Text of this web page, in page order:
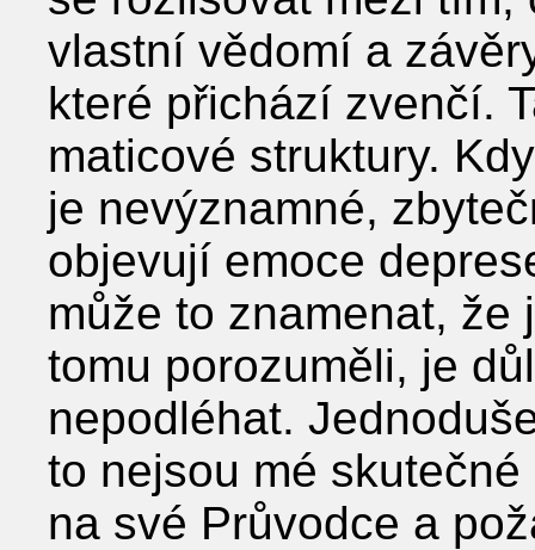
vlastní vědomí a
které přichází zvenčí.
maticové struktury.
je nevýznamné,
objevují emoce
může to znamenat,
tomu porozuměli, je
nepodléhat.
to nejsou mé
na své Průvodce a